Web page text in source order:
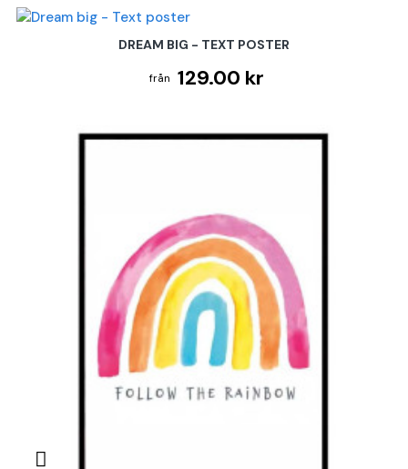
DREAM BIG - TEXT POSTER
129.00 kr